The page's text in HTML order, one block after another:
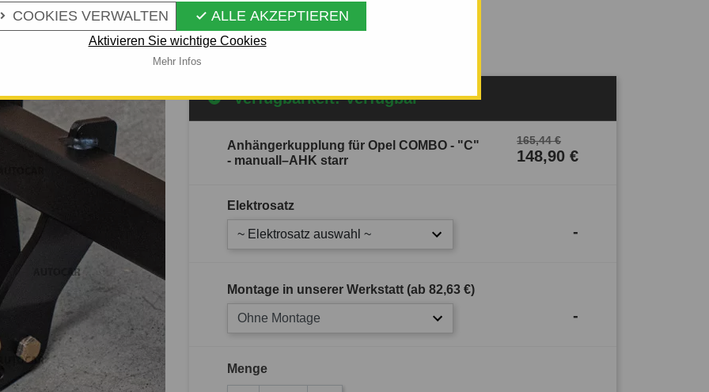
COOKIES VERWALTEN  ALLE AKZEPTIEREN
Aktivieren Sie wichtige Cookies
Mehr Infos
Mehr Infos
Verfügbarkeit: Verfügbar
Anhängerkupplung für Opel COMBO - "C"
- manuall–AHK starr
165,44 €
148,90 €
Elektrosatz
~ Elektrosatz auswahl ~ -
Montage in unserer Werkstatt (ab 82,63 €)
Ohne Montage -
Menge